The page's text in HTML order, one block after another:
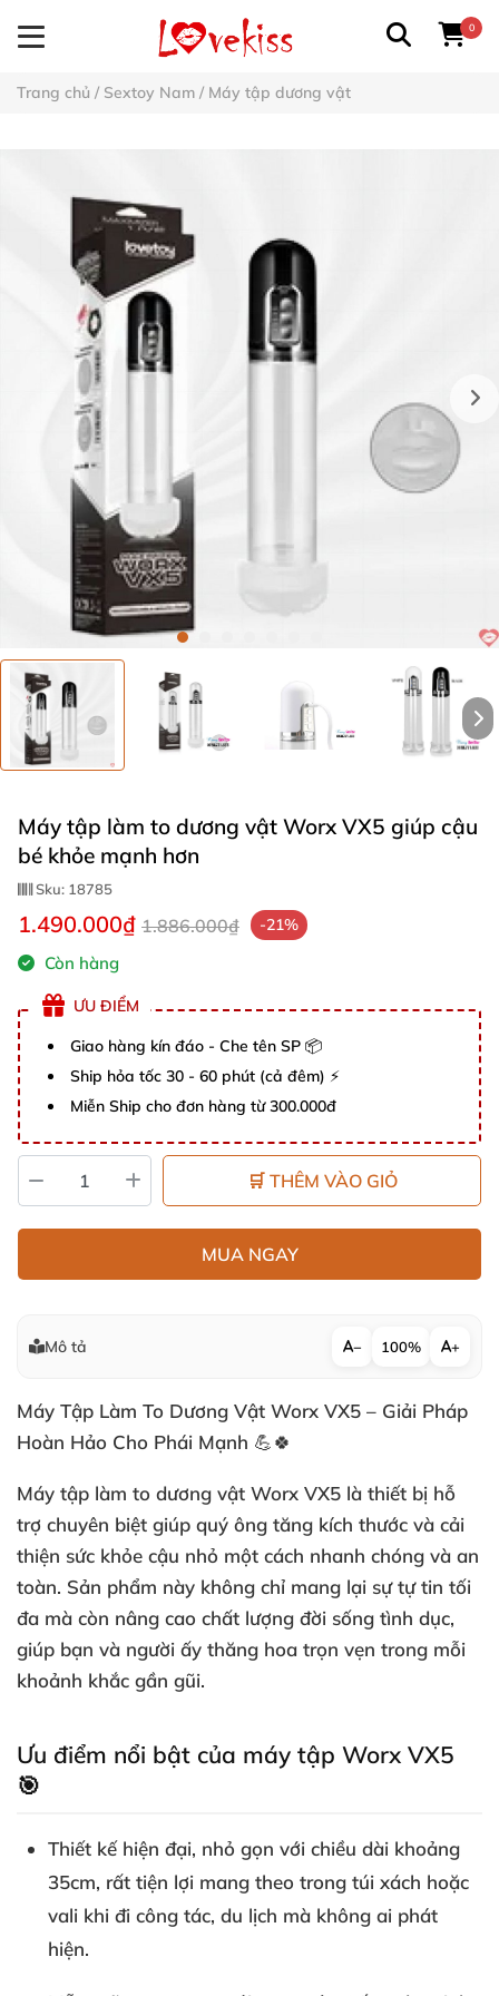
0
Trang chủ / Sextoy Nam / Máy tập dương vật
Máy tập làm to dương vật Worx VX5 giúp cậu
bé khỏe mạnh hơn
Sku: 18785
1.490.000₫ 1.886.000₫ -21%
Còn hàng
ƯU ĐIỂM
Giao hàng kín đáo - Che tên SP 📦
Ship hỏa tốc 30 - 60 phút (cả đêm) ⚡
Miễn Ship cho đơn hàng từ 300.000đ
🛒 THÊM VÀO GIỎ
MUA NGAY
Mô tả − 100% +
Máy Tập Làm To Dương Vật Worx VX5 – Giải Pháp
Hoàn Hảo Cho Phái Mạnh 💪🍀
Máy tập làm to dương vật Worx VX5 là thiết bị hỗ
trợ chuyên biệt giúp quý ông tăng kích thước và cải
thiện sức khỏe cậu nhỏ một cách nhanh chóng và an
toàn. Sản phẩm này không chỉ mang lại sự tự tin tối
đa mà còn nâng cao chất lượng đời sống tình dục,
giúp bạn và người ấy thăng hoa trọn vẹn trong mỗi
khoảnh khắc gần gũi.
Ưu điểm nổi bật của máy tập Worx VX5
🎯
Thiết kế hiện đại, nhỏ gọn với chiều dài khoảng
35cm, rất tiện lợi mang theo trong túi xách hoặc
vali khi đi công tác, du lịch mà không ai phát
hiện.